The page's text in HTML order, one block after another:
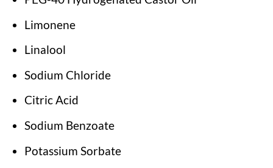
Limonene
Linalool
Sodium Chloride
Citric Acid
Sodium Benzoate
Potassium Sorbate